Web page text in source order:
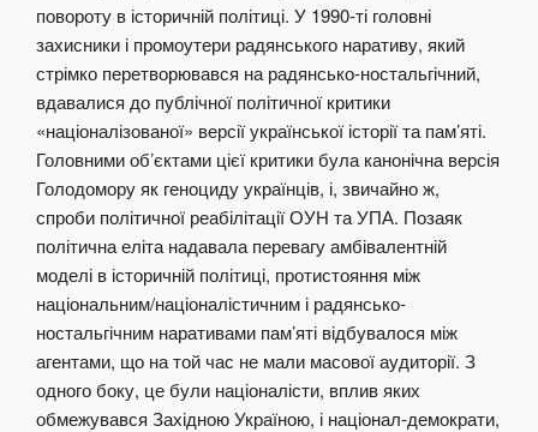
повороту в історичній політиці. У 1990-ті головні
захисники і промоутери радянського наративу, який
стрімко перетворювався на радянсько-ностальгічний,
вдавалися до публічної політичної критики
«націоналізованої» версії української історії та пам’яті.
Головними об’єктами цієї критики була канонічна версія
Голодомору як геноциду українців, і, звичайно ж,
спроби політичної реабілітації ОУН та УПА. Позаяк
політична еліта надавала перевагу амбівалентній
моделі в історичній політиці, протистояння між
національним/націоналістичним і радянсько-
ностальгічним наративами пам’яті відбувалося між
агентами, що на той час не мали масової аудиторії. З
одного боку, це були націоналісти, вплив яких
обмежувався Західною Україною, і націонал-демократи,